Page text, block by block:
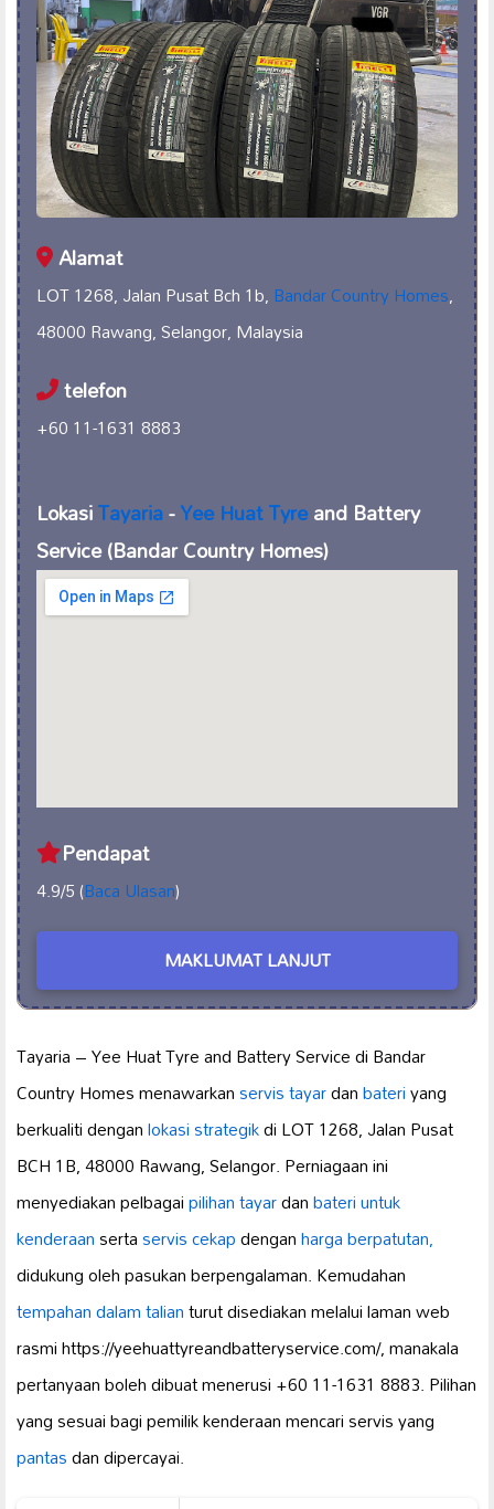
Alamat
LOT 1268, Jalan Pusat Bch 1b,Bandar Country Homes,
48000 Rawang, Selangor, Malaysia
telefon
+60 11-1631 8883
LokasiTayaria-Yee Huat Tyreand Battery
Service (Bandar Country Homes)
Pendapat
4.9/5 (Baca Ulasan)
MAKLUMAT LANJUT
Tayaria – Yee Huat Tyre and Battery Service di Bandar
Country Homes menawarkanservis tayardanbateriyang
berkualiti denganlokasi strategikdi LOT 1268, Jalan Pusat
BCH 1B, 48000 Rawang, Selangor. Perniagaan ini
menyediakan pelbagaipilihan tayardanbateri untuk
kenderaansertaservis cekapdenganharga berpatutan,
didukung oleh pasukan berpengalaman. Kemudahan
tempahan dalam talianturut disediakan melalui laman web
rasmi https://yeehuattyreandbatteryservice.com/, manakala
pertanyaan boleh dibuat menerusi +60 11-1631 8883. Pilihan
yang sesuai bagi pemilik kenderaan mencari servis yang
pantasdan dipercayai.